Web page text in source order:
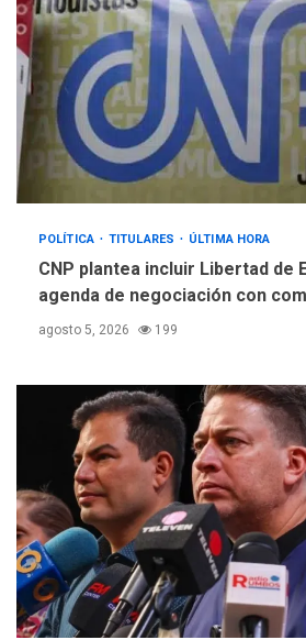
POLÍTICA TITULARES ÚLTIMA HORA
CNP plantea incluir Libertad de
agenda de negociación con
agosto 5, 2026 199